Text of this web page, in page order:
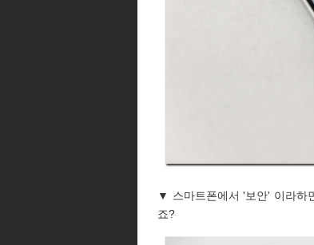
▼ 스마트폰에서 '보안' 이라하
죠?